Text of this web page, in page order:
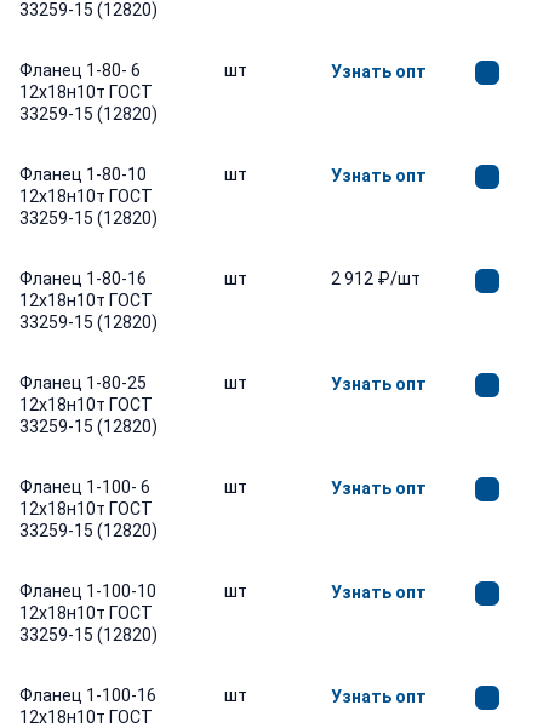
33259-15 (12820)
Фланец 1-80- 6
12х18н10т ГОСТ
33259-15 (12820)
шт Узнать опт
Фланец 1-80-10
12х18н10т ГОСТ
33259-15 (12820)
шт Узнать опт
Фланец 1-80-16
12х18н10т ГОСТ
33259-15 (12820)
шт 2 912 ₽/шт
Фланец 1-80-25
12х18н10т ГОСТ
33259-15 (12820)
шт Узнать опт
Фланец 1-100- 6
12х18н10т ГОСТ
33259-15 (12820)
шт Узнать опт
Фланец 1-100-10
12х18н10т ГОСТ
33259-15 (12820)
шт Узнать опт
Фланец 1-100-16
12х18н10т ГОСТ
шт Узнать опт